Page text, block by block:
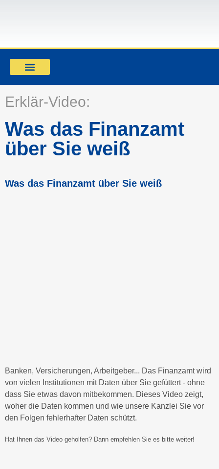
Erklär-Video:
Was das Finanzamt
über Sie weiß
Was das Finanzamt über Sie weiß
Banken, Versicherungen, Arbeitgeber... Das Finanzamt wird
von vielen Institutionen mit Daten über Sie gefüttert - ohne
dass Sie etwas davon mitbekommen. Dieses Video zeigt,
woher die Daten kommen und wie unsere Kanzlei Sie vor
den Folgen fehlerhafter Daten schützt.
Hat Ihnen das Video geholfen? Dann empfehlen Sie es bitte weiter!